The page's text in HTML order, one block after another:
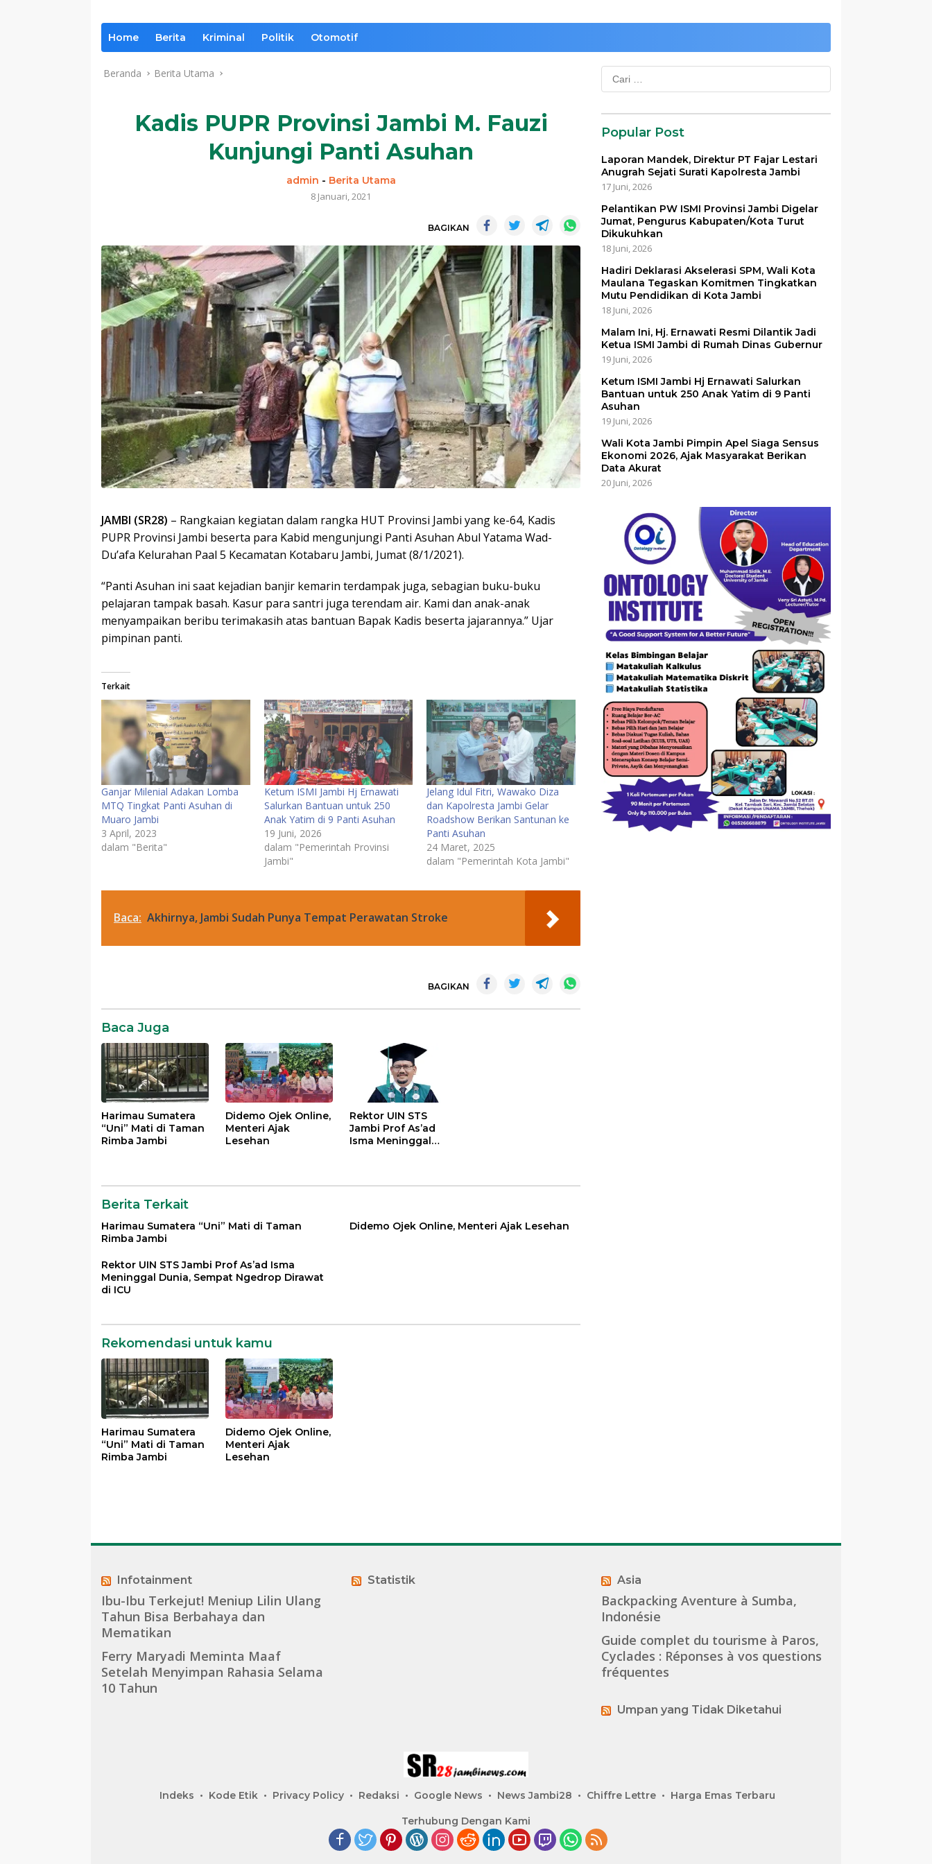
Home Berita Kriminal Politik Otomotif
Beranda Berita Utama
Kadis PUPR Provinsi Jambi M. Fauzi
Kunjungi Panti Asuhan
admin - Berita Utama
8 Januari, 2021
BAGIKAN
JAMBI (SR28) – Rangkaian kegiatan dalam rangka HUT Provinsi Jambi yang ke-64, Kadis
PUPR Provinsi Jambi beserta para Kabid mengunjungi Panti Asuhan Abul Yatama Wad-
Du’afa Kelurahan Paal 5 Kecamatan Kotabaru Jambi, Jumat (8/1/2021).
“Panti Asuhan ini saat kejadian banjir kemarin terdampak juga, sebagian buku-buku
pelajaran tampak basah. Kasur para santri juga terendam air. Kami dan anak-anak
menyampaikan beribu terimakasih atas bantuan Bapak Kadis beserta jajarannya.” Ujar
pimpinan panti.
Terkait
Ganjar Milenial Adakan Lomba
MTQ Tingkat Panti Asuhan di
Muaro Jambi
3 April, 2023
dalam "Berita"
Ketum ISMI Jambi Hj Ernawati
Salurkan Bantuan untuk 250
Anak Yatim di 9 Panti Asuhan
19 Juni, 2026
dalam "Pemerintah Provinsi
Jambi"
Jelang Idul Fitri, Wawako Diza
dan Kapolresta Jambi Gelar
Roadshow Berikan Santunan ke
Panti Asuhan
24 Maret, 2025
dalam "Pemerintah Kota Jambi"
Baca: Akhirnya, Jambi Sudah Punya Tempat Perawatan Stroke
BAGIKAN
Baca Juga
Harimau Sumatera
“Uni” Mati di Taman
Rimba Jambi
Didemo Ojek Online,
Menteri Ajak
Lesehan
Rektor UIN STS
Jambi Prof As’ad
Isma Meninggal
Berita Terkait
Harimau Sumatera “Uni” Mati di Taman
Rimba Jambi
Didemo Ojek Online, Menteri Ajak Lesehan
Rektor UIN STS Jambi Prof As’ad Isma
Meninggal Dunia, Sempat Ngedrop Dirawat
di ICU
Rekomendasi untuk kamu
Harimau Sumatera
“Uni” Mati di Taman
Rimba Jambi
Didemo Ojek Online,
Menteri Ajak
Lesehan
Cari
untuk:
Popular Post
Laporan Mandek, Direktur PT Fajar Lestari
Anugrah Sejati Surati Kapolresta Jambi
17 Juni, 2026
Pelantikan PW ISMI Provinsi Jambi Digelar
Jumat, Pengurus Kabupaten/Kota Turut
Dikukuhkan
18 Juni, 2026
Hadiri Deklarasi Akselerasi SPM, Wali Kota
Maulana Tegaskan Komitmen Tingkatkan
Mutu Pendidikan di Kota Jambi
18 Juni, 2026
Malam Ini, Hj. Ernawati Resmi Dilantik Jadi
Ketua ISMI Jambi di Rumah Dinas Gubernur
19 Juni, 2026
Ketum ISMI Jambi Hj Ernawati Salurkan
Bantuan untuk 250 Anak Yatim di 9 Panti
Asuhan
19 Juni, 2026
Wali Kota Jambi Pimpin Apel Siaga Sensus
Ekonomi 2026, Ajak Masyarakat Berikan
Data Akurat
20 Juni, 2026
Infotainment
Ibu-Ibu Terkejut! Meniup Lilin Ulang
Tahun Bisa Berbahaya dan
Mematikan
Ferry Maryadi Meminta Maaf
Setelah Menyimpan Rahasia Selama
10 Tahun
Statistik Asia
Backpacking Aventure à Sumba,
Indonésie
Guide complet du tourisme à Paros,
Cyclades : Réponses à vos questions
fréquentes
Umpan yang Tidak Diketahui
Indeks Kode Etik Privacy Policy Redaksi Google News News Jambi28 Chiffre Lettre Harga Emas Terbaru
Terhubung Dengan Kami